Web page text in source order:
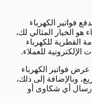
فواتير الكهرباء
هو الخيار المثالي لك،
القطرية للكهرباء
للعملاء.
فواتير الكهرباء
وبالإضافة إلى ذلك،
أي شكاوى أو